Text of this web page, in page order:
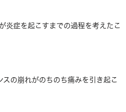
炎症を起こすまでの過程を考えたこ
の崩れがのちのち痛みを引き起こ